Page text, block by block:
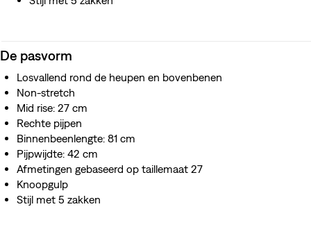
De pasvorm
Losvallend rond de heupen en bovenbenen
Non-stretch
Mid rise: 27 cm
Rechte pijpen
Binnenbeenlengte: 81 cm
Pijpwijdte: 42 cm
Afmetingen gebaseerd op taillemaat 27
Knoopgulp
Stijl met 5 zakken